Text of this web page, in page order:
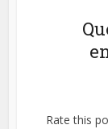
Rate this